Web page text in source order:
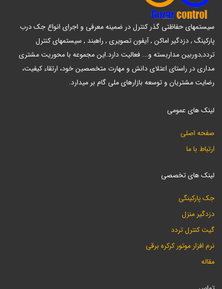
سیستمهای حفاظتی گذر کنترل در ضمینه معرفی و اجرای انواع جک درب
پارکینگ , دزدگیر اماکن , آیفون تصویری , راهبند , سیستمهای کنترل
تردد,دوربین مداربسته و... فعالیت دارد.این مجموعه با محوریت مشتری
مداری در راستای اعتلای دانش و مهارت متخصصین خود، ارتقاء کیفیت،
رضایت مشتریان و توسعه بازارهای ملی گام بر میدارد.
لینک های عمومی
صفحه اصلی
ارتباط با ما
لینک های تخصصی
جک پارکینگی
دزدگیر منزل
گیت کنترل تردد
نرم افزار موتور کرکره برقی
مقاله